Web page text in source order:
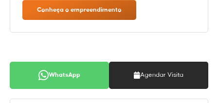
Conheça o empreendimento
WhatsApp Agendar Visita